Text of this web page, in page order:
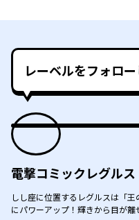
レーベルをフォロー
電撃コミックレグルス
しし座に位置するレグルスは「
にパワーアップ！輝きから目が